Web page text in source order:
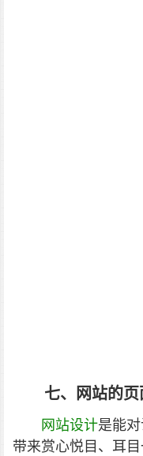
七、网站的
网站设计是能
带来赏心悦目、耳